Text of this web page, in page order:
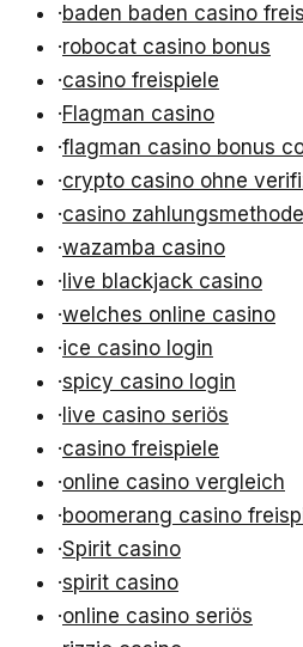
·baden baden casino
·robocat casino bonus
·casino freispiele
·Flagman casino
·flagman casino bonus
·crypto casino ohne
·casino
·wazamba casino
· live blackjack casino
·welches online casino
·ice casino login
·spicy casino login
· live casino seriös
·casino freispiele
·online casino vergleich
·boomerang casino
·Spirit casino
·spirit casino
·online casino seriös